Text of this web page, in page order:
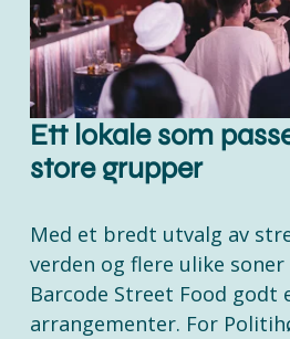
Ett lokale som
store grupper
Med et bredt utvalg av
verden og flere ulike
Barcode Street Food
arrangementer. For